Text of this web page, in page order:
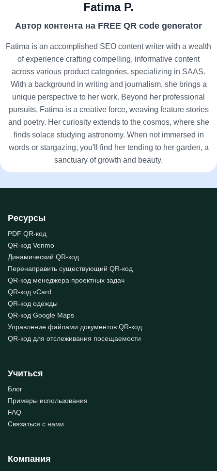
Fatima P.
Автор контента на FREE QR code generator
Fatima is an accomplished SEO content writer with a wealth
of experience crafting compelling, informative content
across various product categories, specializing in SAAS.
With a background in writing and journalism, she brings a
unique perspective to her work. Beyond her professional
pursuits, Fatima is a creative force, weaving feature stories
and poetry. Her curiosity extends to the cosmos, where she
finds solace studying astronomy. When not immersed in
words or stargazing, you'll find her tending to her garden, a
sanctuary of growth and beauty.
Ресурсы
PDF QR-код
QR-код Venmo
Динамический QR-код
Перенаправить существующий QR-код
QR-код менеджера проектных задач
QR-код vCard
QR-код одежды
QR-код Google Maps
Управление файлами документов QR-код
QR-код для отслеживания посещаемости
Учиться
Блог
Примеры использования
FAQ
Связаться с нами
Компания